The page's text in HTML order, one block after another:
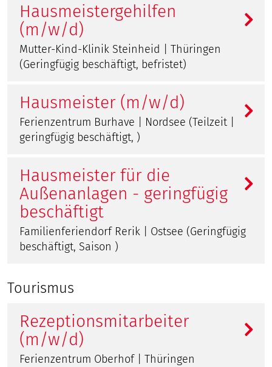
Hausmeistergehilfen
(m/w/d)
Mutter-Kind-Klinik Steinheid | Thüringen
(Geringfügig beschäftigt, befristet)
Hausmeister (m/w/d)
Ferienzentrum Burhave | Nordsee (Teilzeit |
geringfügig beschäftigt, )
Hausmeister für die
Außenanlagen - geringfügig
beschäftigt
Familienferiendorf Rerik | Ostsee (Geringfügig
beschäftigt, Saison )
Tourismus
Rezeptionsmitarbeiter
(m/w/d)
Ferienzentrum Oberhof | Thüringen